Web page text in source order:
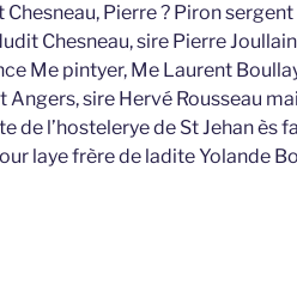
Pierre ? Piron
Chesneau, sire Pierre
Me pintyer, Me Laurent
Angers, sire Hervé Rousseau
de l’hostelerye de St Jehan
laye frère de ladite Yolande